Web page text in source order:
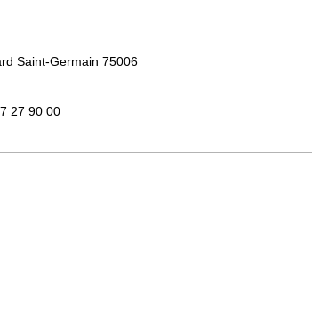
Saint-Germain 75006
27 90 00